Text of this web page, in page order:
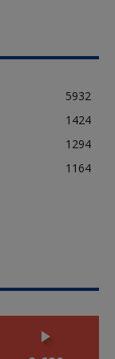
5932
1424
1294
1164